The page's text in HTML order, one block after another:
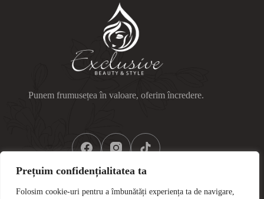
Prețuim confidențialitatea ta
Folosim cookie-uri pentru a îmbunătăți experiența ta de navigare,
Punem frumusețea în valoare, oferim încredere.
Link-uri utile